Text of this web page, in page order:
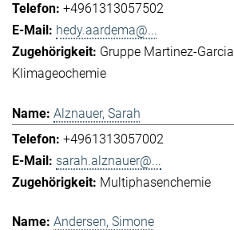
+4961313057502
hedy.aardema@...
Gruppe Martinez-Garcia
Klimageochemie
Alznauer, Sarah
+4961313057002
sarah.alznauer@...
Multiphasenchemie
Andersen, Simone